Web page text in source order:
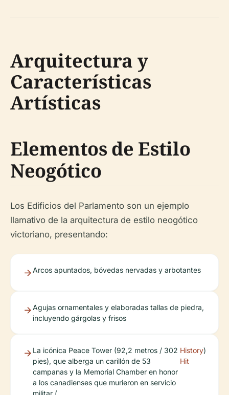
Arquitectura y
Características
Artísticas
Elementos de Estilo
Neogótico
Los Edificios del Parlamento son un ejemplo
llamativo de la arquitectura de estilo neogótico
victoriano, presentando:
Arcos apuntados, bóvedas nervadas y arbotantes
Agujas ornamentales y elaboradas tallas de piedra,
incluyendo gárgolas y frisos
La icónica Peace Tower (92,2 metros / 302
pies), que alberga un carillón de 53
campanas y la Memorial Chamber en honor
a los canadienses que murieron en servicio
militar (
History
Hit
)